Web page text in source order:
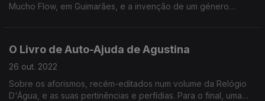
Mucho Flow, em Guimarães, e a invenção de um género
O Livro de Auto-Ajuda de Agustina
26 out. 2022
Sobre os aforismos, recém-editados num volume da Relógio
D'Água, e as suas pertinências e perfídias. Para o final, uma